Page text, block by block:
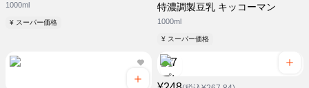
1000ml
¥ スーパー価格
特濃調製豆乳 キッコーマン
1000ml
¥ スーパー価格